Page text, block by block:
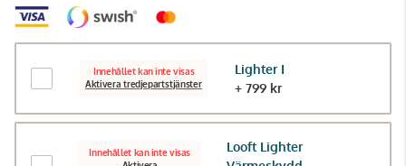
Innehållet kan inte visas
Aktivera tredjepartstjänster
Lighter I
+ 799 kr
Innehållet kan inte visas
Looft Lighter